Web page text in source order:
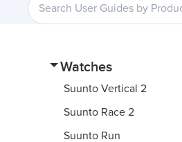
Watches
Suunto Vertical 2
Suunto Race 2
Suunto Run